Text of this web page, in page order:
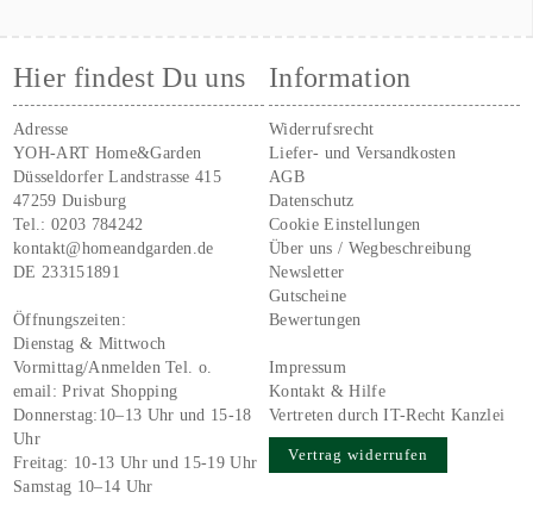
Hier findest Du uns
Adresse
YOH-ART Home&Garden
Düsseldorfer Landstrasse 415
47259 Duisburg
Tel.:0203 784242
kontakt@homeandgarden.de
DE 233151891
Öffnungszeiten:
Dienstag & Mittwoch
Vormittag/Anmelden Tel. o.
email:Privat Shopping
Donnerstag:10–13 Uhr und 15-18
Uhr
Freitag: 10-13 Uhr und 15-19 Uhr
Samstag 10–14 Uhr
Information
Widerrufsrecht
Liefer- und Versandkosten
AGB
Datenschutz
Cookie Einstellungen
Über uns / Wegbeschreibung
Newsletter
Gutscheine
Bewertungen
Impressum
Kontakt & Hilfe
Vertreten durch IT-Recht Kanzlei
Vertrag widerrufen